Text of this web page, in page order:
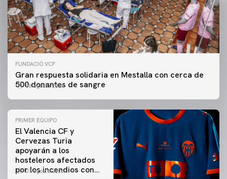
FUNDACIÓ VCF
Gran respuesta solidaria en Mestalla con cerca de
500 donantes de sangre
06 agosto 2026
PRIMER EQUIPO
El Valencia CF y
Cervezas Turia
apoyarán a los
hosteleros afectados
por los incendios con
07 agosto 2026